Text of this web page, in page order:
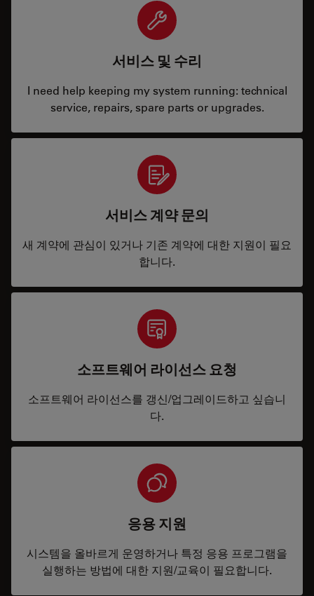
서비스 및 수리
I need help keeping my system running: technical
service, repairs, spare parts or upgrades.
서비스 계약 문의
새 계약에 관심이 있거나 기존 계약에 대한 지원이 필요
합니다.
소프트웨어 라이선스 요청
소프트웨어 라이선스를 갱신/업그레이드하고 싶습니
다.
응용 지원
시스템을 올바르게 운영하거나 특정 응용 프로그램을
실행하는 방법에 대한 지원/교육이 필요합니다.